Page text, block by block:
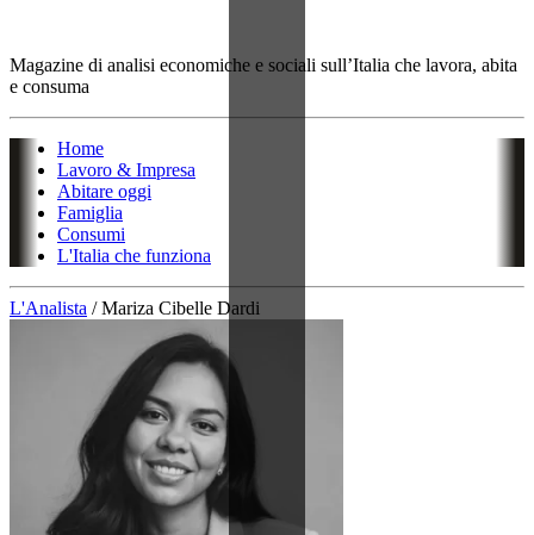
Magazine di analisi economiche e sociali sull’Italia che lavora, abita
e consuma
Home
Lavoro & Impresa
Abitare oggi
Famiglia
Consumi
L'Italia che funziona
L'Analista / Mariza Cibelle Dardi